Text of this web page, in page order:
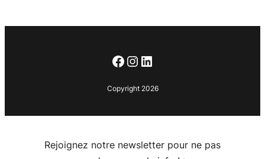
Facebook
Instagram
LinkedIn
Copyright 2026
Rejoignez notre newsletter pour ne pas